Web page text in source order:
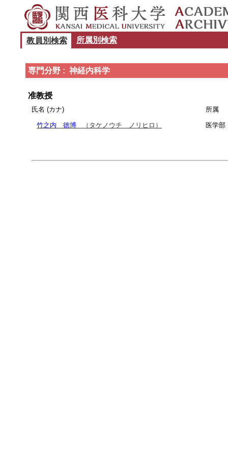
教員別検索 所属別検索
専門分野 : 神経内科学
准教授
氏名 (カナ) 所属
竹之内 徳博 （タケノウチ ノリヒロ） 医学部